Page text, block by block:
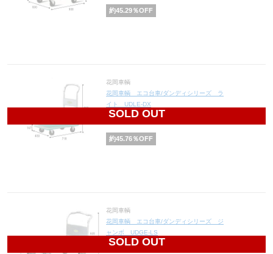
約45.29％OFF
SOLD OUT
花岡車輌
花岡車輌 エコ台車/ダンディシリーズ ラ
イト UDLE-DX
8,895
約45.76％OFF
SOLD OUT
花岡車輌
花岡車輌 エコ台車/ダンディシリーズ ジ
ャンボ UDGE-LS
31,580